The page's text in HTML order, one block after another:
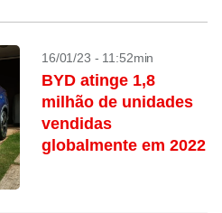
16/01/23 - 11:52min
BYD atinge 1,8
milhão de unidades
vendidas
globalmente em 2022